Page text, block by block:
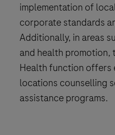
implementation of
corporate standards
Additionally, in areas
and health promotion,
Health function offers
locations counselling
assistance programs.